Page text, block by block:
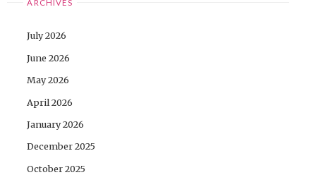
ARCHIVES
July 2026
June 2026
May 2026
April 2026
January 2026
December 2025
October 2025